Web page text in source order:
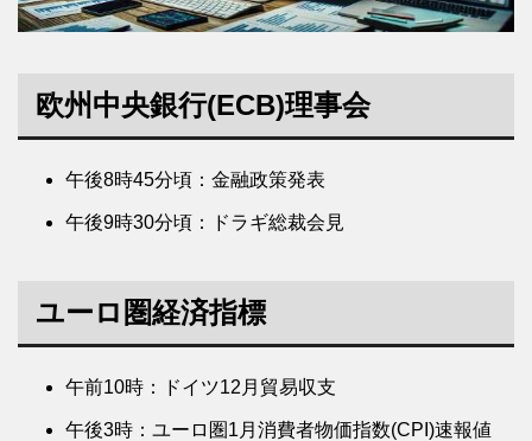
欧州中央銀行(ECB)理事会
午後8時45分頃：金融政策発表
午後9時30分頃：ドラギ総裁会見
ユーロ圏経済指標
午前10時：ドイツ12月貿易収支
午後3時：ユーロ圏1月消費者物価指数(CPI)速報値